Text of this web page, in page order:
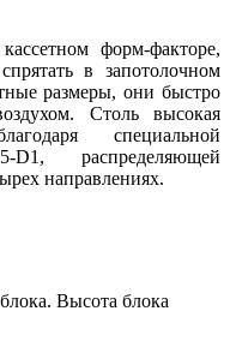
форм-факторе,
в запотолочном
размеры, они быстро
Столь высокая
специальной
D1 ,
распределяющей
направлениях.
Высота блока